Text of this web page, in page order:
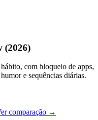
(2026)
com bloqueio de apps,
e sequências diárias.
comparação →